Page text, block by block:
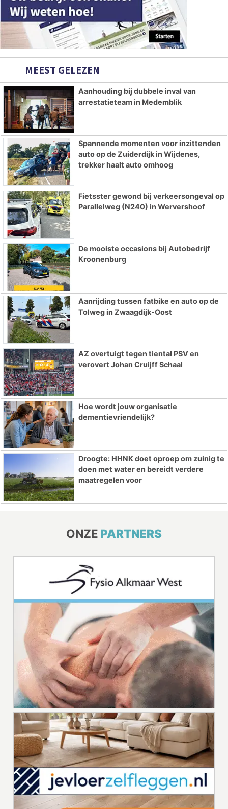
MEEST GELEZEN
Aanhouding bij dubbele inval van
arrestatieteam in Medemblik
Spannende momenten voor inzittenden
auto op de Zuiderdijk in Wijdenes,
trekker haalt auto omhoog
Fietsster gewond bij verkeersongeval op
Parallelweg (N240) in Wervershoof
De mooiste occasions bij Autobedrijf
Kroonenburg
Aanrijding tussen fatbike en auto op de
Tolweg in Zwaagdijk-Oost
AZ overtuigt tegen tiental PSV en
verovert Johan Cruijff Schaal
Hoe wordt jouw organisatie
dementievriendelijk?
Droogte: HHNK doet oproep om zuinig te
doen met water en bereidt verdere
maatregelen voor
ONZE PARTNERS